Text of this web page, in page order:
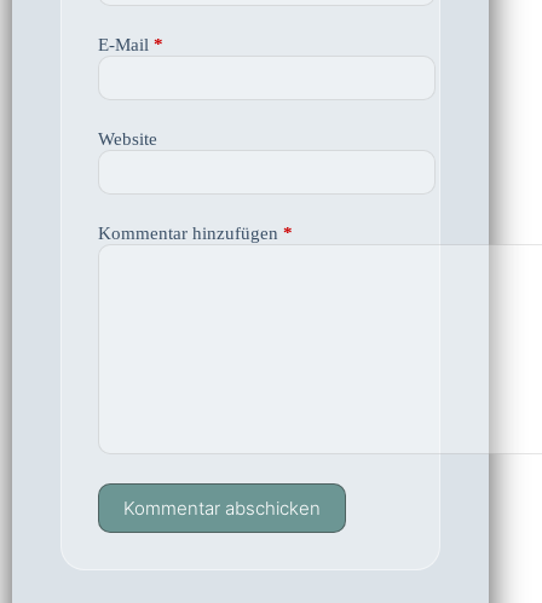
E-Mail *
Website
Kommentar hinzufügen *
Kommentar abschicken